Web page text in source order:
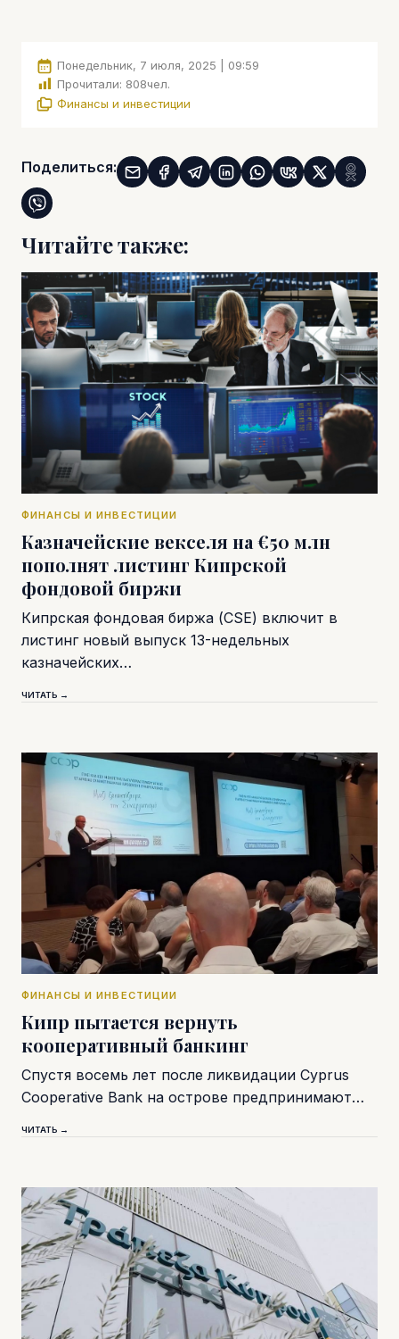
Понедельник, 7 июля, 2025 | 09:59
Прочитали: 808чел.
Финансы и инвестиции
Поделиться:
Читайте также:
ФИНАНСЫ И ИНВЕСТИЦИИ
Казначейские векселя на €50 млн
пополнят листинг Кипрской
фондовой биржи
Кипрская фондовая биржа (CSE) включит в
листинг новый выпуск 13-недельных
казначейских…
ЧИТАТЬ →
ФИНАНСЫ И ИНВЕСТИЦИИ
Кипр пытается вернуть
кооперативный банкинг
Спустя восемь лет после ликвидации Cyprus
Cooperative Bank на острове предпринимают…
ЧИТАТЬ →